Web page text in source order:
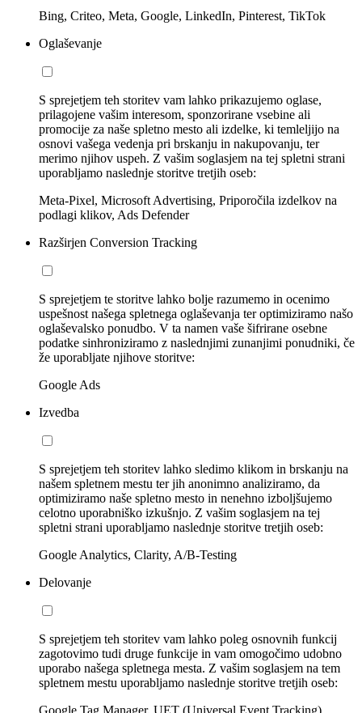
Bing, Criteo, Meta, Google, LinkedIn, Pinterest, TikTok
Oglaševanje
S sprejetjem teh storitev vam lahko prikazujemo oglase,
prilagojene vašim interesom, sponzorirane vsebine ali
promocije za naše spletno mesto ali izdelke, ki temleljijo na
osnovi vašega vedenja pri brskanju in nakupovanju, ter
merimo njihov uspeh. Z vašim soglasjem na tej spletni strani
uporabljamo naslednje storitve tretjih oseb:
Meta-Pixel, Microsoft Advertising, Priporočila izdelkov na
podlagi klikov, Ads Defender
Razširjen Conversion Tracking
S sprejetjem te storitve lahko bolje razumemo in ocenimo
uspešnost našega spletnega oglaševanja ter optimiziramo našo
oglaševalsko ponudbo. V ta namen vaše šifrirane osebne
podatke sinhroniziramo z naslednjimi zunanjimi ponudniki, če
že uporabljate njihove storitve:
Google Ads
Izvedba
S sprejetjem teh storitev lahko sledimo klikom in brskanju na
našem spletnem mestu ter jih anonimno analiziramo, da
optimiziramo naše spletno mesto in nenehno izboljšujemo
celotno uporabniško izkušnjo. Z vašim soglasjem na tej
spletni strani uporabljamo naslednje storitve tretjih oseb:
Google Analytics, Clarity, A/B-Testing
Delovanje
S sprejetjem teh storitev vam lahko poleg osnovnih funkcij
zagotovimo tudi druge funkcije in vam omogočimo udobno
uporabo našega spletnega mesta. Z vašim soglasjem na tem
spletnem mestu uporabljamo naslednje storitve tretjih oseb:
Google Tag Manager, UET (Universal Event Tracking)